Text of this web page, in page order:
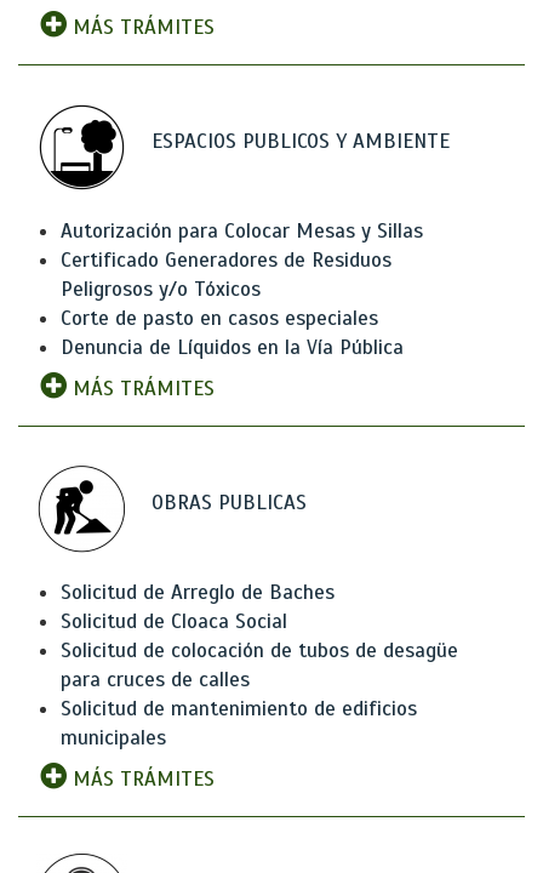
MÁS TRÁMITES
ESPACIOS PUBLICOS Y AMBIENTE
Autorización para Colocar Mesas y Sillas
Certificado Generadores de Residuos
Peligrosos y/o Tóxicos
Corte de pasto en casos especiales
Denuncia de Líquidos en la Vía Pública
MÁS TRÁMITES
OBRAS PUBLICAS
Solicitud de Arreglo de Baches
Solicitud de Cloaca Social
Solicitud de colocación de tubos de desagüe
para cruces de calles
Solicitud de mantenimiento de edificios
municipales
MÁS TRÁMITES